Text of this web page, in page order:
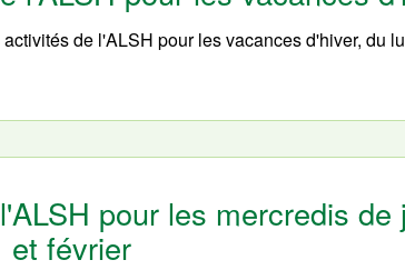
de l'ALSH pour les vacances d'hiver, du
pour les mercredis de
et février